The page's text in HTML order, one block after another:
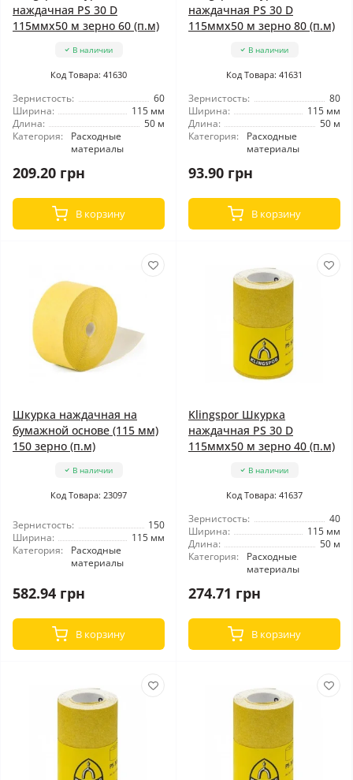
наждачная PS 30 D
115ммx50 м зерно 60 (п.м)
В наличии
Код Товара: 41630
Зернистость:
60
Ширина:
115 мм
Длина:
50 м
Категория:
Расходные
материалы
209.20 грн
В корзину
наждачная PS 30 D
115ммx50 м зерно 80 (п.м)
В наличии
Код Товара: 41631
Зернистость:
80
Ширина:
115 мм
Длина:
50 м
Категория:
Расходные
материалы
93.90 грн
В корзину
Шкурка наждачная на
бумажной основе (115 мм)
150 зерно (п.м)
В наличии
Код Товара: 23097
Зернистость:
150
Ширина:
115 мм
Категория:
Расходные
материалы
582.94 грн
В корзину
Klingspor Шкурка
наждачная PS 30 D
115ммx50 м зерно 40 (п.м)
В наличии
Код Товара: 41637
Зернистость:
40
Ширина:
115 мм
Длина:
50 м
Категория:
Расходные
материалы
274.71 грн
В корзину